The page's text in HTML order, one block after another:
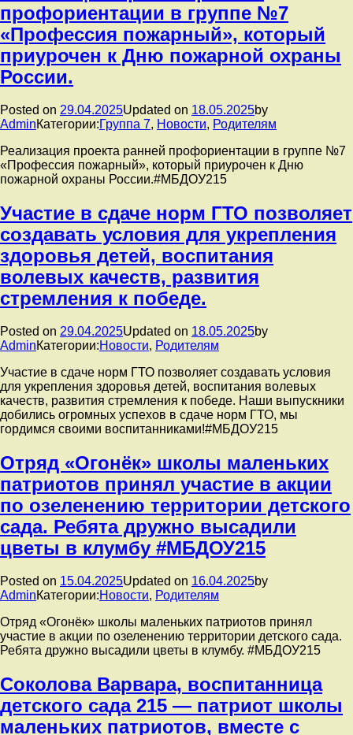
профориентации в группе №7
«Профессия пожарный», который
приурочен к Дню пожарной охраны
России.
Posted on 29.04.2025Updated on 18.05.2025by
AdminКатегории:Группа 7, Новости, Родителям
Реализация проекта ранней профориентации в группе №7
«Профессия пожарный», который приурочен к Дню
пожарной охраны России.#МБДОУ215
Участие в сдаче норм ГТО позволяет
создавать условия для укрепления
здоровья детей, воспитания
волевых качеств, развития
стремления к победе.
Posted on 29.04.2025Updated on 18.05.2025by
AdminКатегории:Новости, Родителям
Участие в сдаче норм ГТО позволяет создавать условия
для укрепления здоровья детей, воспитания волевых
качеств, развития стремления к победе. Наши выпускники
добились огромных успехов в сдаче норм ГТО, мы
гордимся своими воспитанниками!#МБДОУ215
Отряд «Огонёк» школы маленьких
патриотов принял участие в акции
по озеленению территории детского
сада. Ребята дружно высадили
цветы в клумбу #МБДОУ215
Posted on 15.04.2025Updated on 16.04.2025by
AdminКатегории:Новости, Родителям
Отряд «Огонёк» школы маленьких патриотов принял
участие в акции по озеленению территории детского сада.
Ребята дружно высадили цветы в клумбу. #МБДОУ215
Соколова Варвара, воспитанница
детского сада 215 — патриот школы
маленьких патриотов, вместе с